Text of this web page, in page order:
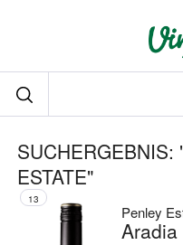
SUCHERGEBNIS:
ESTATE"
13
Penley
Aradia